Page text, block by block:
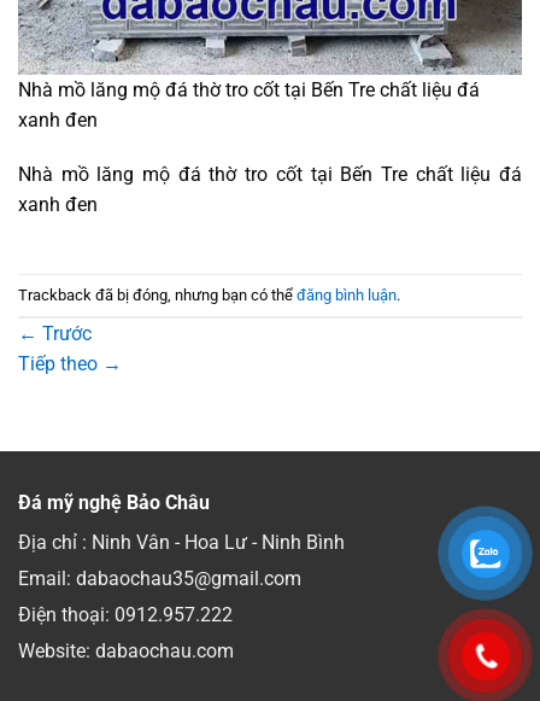
Nhà mồ lăng mộ đá thờ tro cốt tại Bến Tre chất liệu đá
xanh đen
Nhà mồ lăng mộ đá thờ tro cốt tại Bến Tre chất liệu đá
xanh đen
Trackback đã bị đóng, nhưng bạn có thể đăng bình luận.
← Trước
Tiếp theo →
Đá mỹ nghệ Bảo Châu
Địa chỉ : Ninh Vân - Hoa Lư - Ninh Bình
Email: dabaochau35@gmail.com
Điện thoại: 0912.957.222
Website: dabaochau.com